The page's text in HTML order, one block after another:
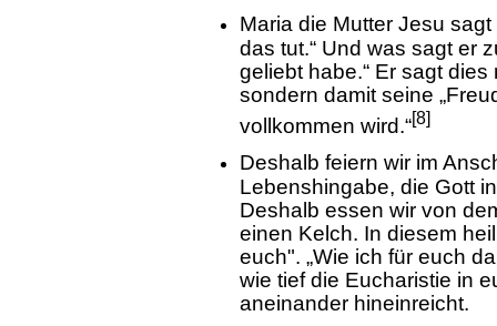
Maria die Mutter Jesu
das tut.“ Und was sagt er
geliebt habe.“ Er sagt
sondern damit seine
vollkommen wird.“[8]
Deshalb feiern wir im
Lebenshingabe, die Gott
Deshalb essen wir von
einen Kelch. In diesem
euch". „Wie ich für euch
wie tief die Eucharistie in
aneinander hineinreicht.